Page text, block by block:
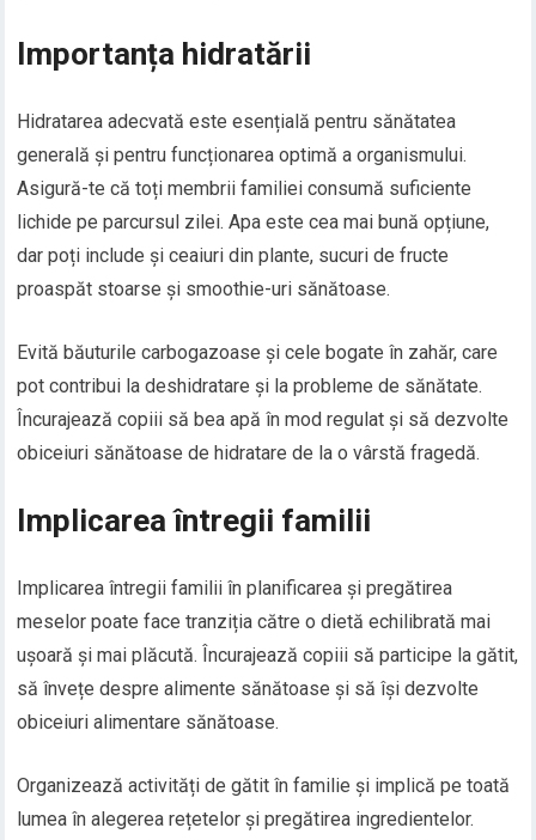
Importanța hidratării
Hidratarea adecvată este esențială pentru sănătatea
generală și pentru funcționarea optimă a organismului.
Asigură-te că toți membrii familiei consumă suficiente
lichide pe parcursul zilei. Apa este cea mai bună opțiune,
dar poți include și ceaiuri din plante, sucuri de fructe
proaspăt stoarse și smoothie-uri sănătoase.
Evită băuturile carbogazoase și cele bogate în zahăr, care
pot contribui la deshidratare și la probleme de sănătate.
Încurajează copiii să bea apă în mod regulat și să dezvolte
obiceiuri sănătoase de hidratare de la o vârstă fragedă.
Implicarea întregii familii
Implicarea întregii familii în planificarea și pregătirea
meselor poate face tranziția către o dietă echilibrată mai
ușoară și mai plăcută. Încurajează copiii să participe la gătit,
să învețe despre alimente sănătoase și să își dezvolte
obiceiuri alimentare sănătoase.
Organizează activități de gătit în familie și implică pe toată
lumea în alegerea rețetelor și pregătirea ingredientelor.